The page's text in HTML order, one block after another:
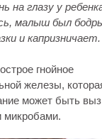
на глазу у
малыш был
и капризничает.
гнойное
железы,
может быть
микробами.